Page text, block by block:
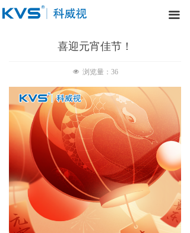
끀
喜迎元宵佳节！
넶 浏览量： 36